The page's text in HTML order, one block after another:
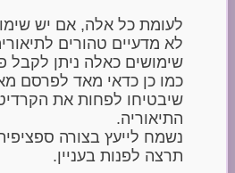
לעומת כל אלה, אם יש
לא מדעיים טהורים
שימושים כאלה ניתן לקבל
כמו כן כדאי מאד לפרסם
שיבטיחו לפחות את
התיאוריה.
נשמח לייעץ בצורה
תרצה לפנות בעניין.